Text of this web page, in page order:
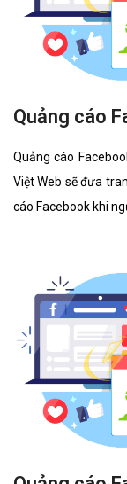
Quảng cáo
Quảng cáo
Việt Web sẽ đưa
cáo Facebook khi